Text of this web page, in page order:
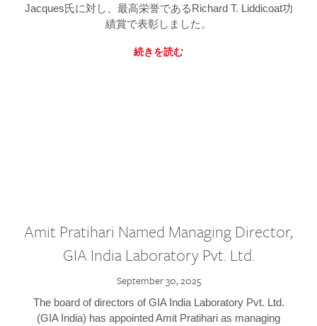
Jacques氏に対し、最高栄誉であるRichard T. Liddicoat功
績賞で表彰しました。
続きを読む
Amit Pratihari Named Managing Director,
GIA India Laboratory Pvt. Ltd.
September 30, 2025
The board of directors of GIA India Laboratory Pvt. Ltd.
(GIA India) has appointed Amit Pratihari as managing